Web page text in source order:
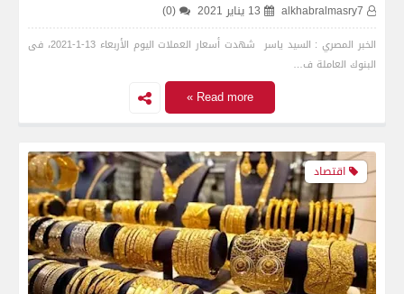
alkhabralmasry7 13 يناير 2021 (0)
الخبر المصري : السيد ياسر شهدت أسعار العملات اليوم الأربعاء 13-1-2021، فى
البنوك العاملة ف…
Read more »
اقتصاد